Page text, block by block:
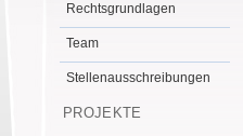
Rechtsgrundlagen
Team
Stellenausschreibungen
PROJEKTE